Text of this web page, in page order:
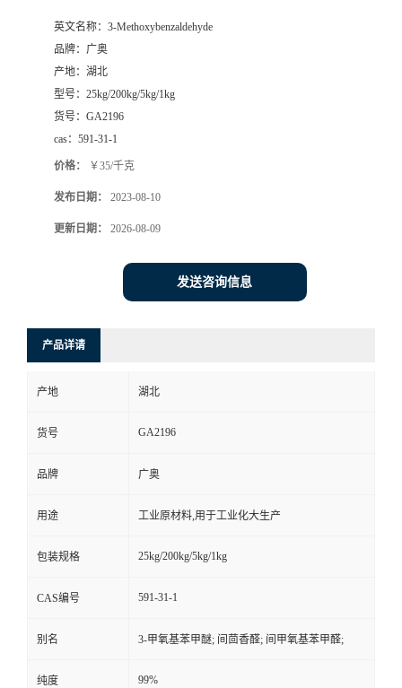
英文名称： 3-Methoxybenzaldehyde
品牌： 广奥
产地： 湖北
型号： 25kg/200kg/5kg/1kg
货号： GA2196
cas： 591-31-1
价格： ￥35/千克
发布日期： 2023-08-10
更新日期： 2026-08-09
发送咨询信息
产品详请
产地 湖北
货号 GA2196
品牌 广奥
用途 工业原材料,用于工业化大生产
包装规格 25kg/200kg/5kg/1kg
CAS编号 591-31-1
别名 3-甲氧基苯甲醚; 间茴香醛; 间甲氧基苯甲醛;
纯度 99%